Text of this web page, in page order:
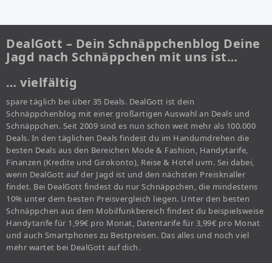
DealGott – Dein Schnäppchenblog Deine
Jagd nach Schnäppchen mit uns ist…
… vielfältig
spare täglich bei über 35 Deals. DealGott ist dein
Schnäppchenblog mit einer großartigen Auswahl an Deals und
Schnäppchen. Seit 2009 sind es nun schon weit mehr als 100.000
Deals. In den täglichen Deals findest du im Handumdrehen die
besten Deals aus den Bereichen Mode & Fashion, Handytarife,
Finanzen (Kredite und Girokonto), Reise & Hotel uvm. Sei dabei,
wenn DealGott auf der Jagd ist und den nächsten Preisknaller
findet. Bei DealGott findest du nur Schnäppchen, die mindestens
10% unter dem besten Preisvergleich liegen. Unter den besten
Schnäppchen aus dem Mobilfunkbereich findest du beispielsweise
Handytarife für 1,99€ pro Monat, Datentarife für 3,99€ pro Monat
und auch Smartphones zu Bestpreisen. Das alles und noch viel
mehr wartet bei DealGott auf dich.